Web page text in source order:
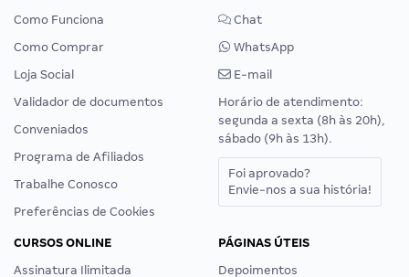
Como Funciona
Como Comprar
Loja Social
Validador de documentos
Conveniados
Programa de Afiliados
Trabalhe Conosco
Preferências de Cookies
Chat
WhatsApp
E-mail
Horário de atendimento:
segunda a sexta (8h às 20h),
sábado (9h às 13h).
Foi aprovado?
Envie-nos a sua história!
CURSOS ONLINE
Assinatura Ilimitada
PÁGINAS ÚTEIS
Depoimentos